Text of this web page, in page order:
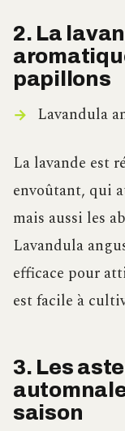
2. La
papillons
Lavandula
La lavande est
envoûtant, qui
mais aussi les
Lavandula
efficace pour
est facile à
3. Les
saison